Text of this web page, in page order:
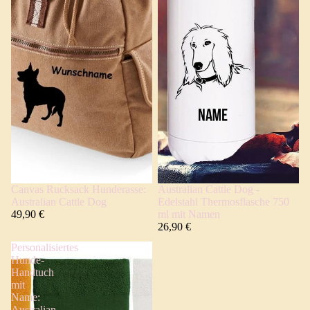
Canvas Rucksack Hunderasse:
Australian Cattle Dog
49,90 €
Australian Cattle Dog -
Edelstahl Thermosflasche 750
ml mit Namen
26,90 €
Personalisiertes
Hunde-
Handtuch
mit
Name: